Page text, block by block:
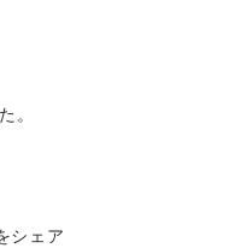
。
シェア